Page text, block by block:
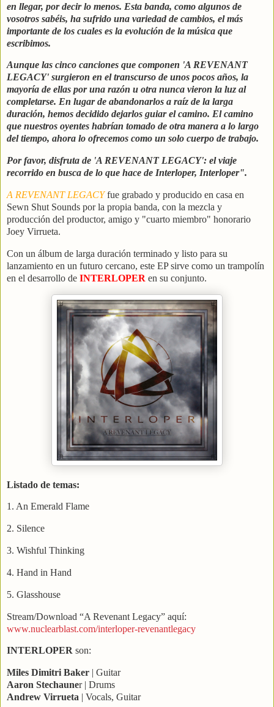
en llegar, por decir lo menos. Esta banda, como algunos de
vosotros sabéis, ha sufrido una variedad de cambios, el más
importante de los cuales es la evolución de la música que
escribimos.
Aunque las cinco canciones que componen 'A REVENANT
LEGACY' surgieron en el transcurso de unos pocos años, la
mayoría de ellas por una razón u otra nunca vieron la luz al
completarse. En lugar de abandonarlos a raíz de la larga
duración, hemos decidido dejarlos guiar el camino. El camino
que nuestros oyentes habrían tomado de otra manera a lo largo
del tiempo, ahora lo ofrecemos como un solo cuerpo de trabajo.
Por favor, disfruta de 'A REVENANT LEGACY': el viaje
recorrido en busca de lo que hace de Interloper, Interloper".
A REVENANT LEGACYfue grabado y producido en casa en
Sewn Shut Sounds por la propia banda, con la mezcla y
producción del productor, amigo y "cuarto miembro" honorario
Joey Virrueta.
Con un álbum de larga duración terminado y listo para su
lanzamiento en un futuro cercano, este EP sirve como un trampolín
en el desarrollo de INTERLOPER en su conjunto.
Listado de temas:
1. An Emerald Flame
2. Silence
3. Wishful Thinking
4. Hand in Hand
5. Glasshouse
Stream/Download “A Revenant Legacy” aquí:
www.nuclearblast.com/interloper-revenantlegacy
INTERLOPER son:
Miles Dimitri Baker ​| Guitar
Aaron Stechauner ​| Drums
Andrew Virrueta |​ Vocals, Guitar